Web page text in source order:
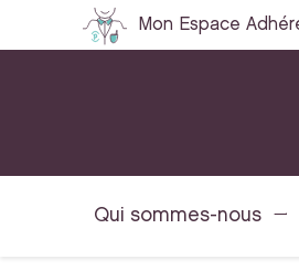
Mon Espace
Qui sommes-nous